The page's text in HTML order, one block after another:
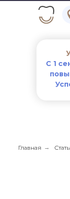
С 1
Главная →